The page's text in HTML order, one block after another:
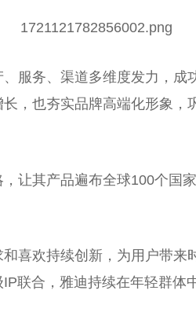
服务、渠道多维度发力，成
，也夯实品牌高端化形象，
让其产品遍布全球100个国
喜欢持续创新，为用户带来
联合，雅迪持续在年轻群体